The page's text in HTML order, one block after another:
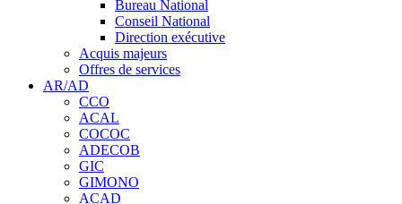
Bureau National
Conseil National
Direction exécutive
Acquis majeurs
Offres de services
AR/AD
CCO
ACAL
COCOC
ADECOB
GIC
GIMONO
ACAD